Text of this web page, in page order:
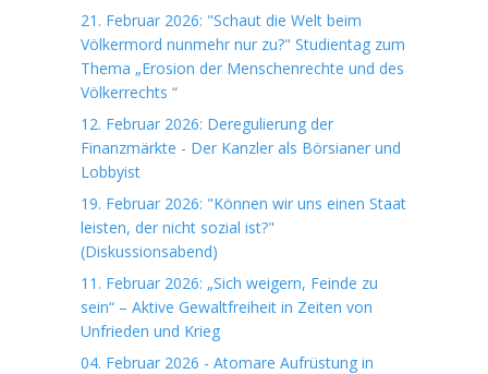
21. Februar 2026: "Schaut die Welt beim
Völkermord nunmehr nur zu?" Studientag zum
Thema „Erosion der Menschenrechte und des
Völkerrechts “
12. Februar 2026: Deregulierung der
Finanzmärkte - Der Kanzler als Börsianer und
Lobbyist
19. Februar 2026: "Können wir uns einen Staat
leisten, der nicht sozial ist?"
(Diskussionsabend)
11. Februar 2026: „Sich weigern, Feinde zu
sein“ – Aktive Gewaltfreiheit in Zeiten von
Unfrieden und Krieg
04. Februar 2026 - Atomare Aufrüstung in